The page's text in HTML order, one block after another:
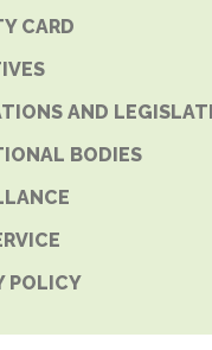
CARD
AND
BODIES
POLICY